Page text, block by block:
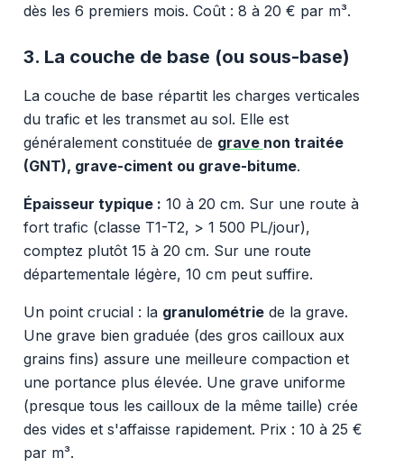
dès les 6 premiers mois. Coût : 8 à 20 € par m³.
3. La couche de base (ou sous-base)
La couche de base répartit les charges verticales
du trafic et les transmet au sol. Elle est
généralement constituée de grave non traitée
(GNT), grave-ciment ou grave-bitume.
Épaisseur typique : 10 à 20 cm. Sur une route à
fort trafic (classe T1-T2, > 1 500 PL/jour),
comptez plutôt 15 à 20 cm. Sur une route
départementale légère, 10 cm peut suffire.
Un point crucial : la granulométriede la grave.
Une grave bien graduée (des gros cailloux aux
grains fins) assure une meilleure compaction et
une portance plus élevée. Une grave uniforme
(presque tous les cailloux de la même taille) crée
des vides et s'affaisse rapidement. Prix : 10 à 25 €
par m³.